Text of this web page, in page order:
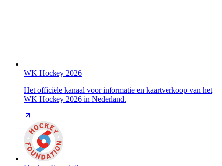
WK Hockey 2026
Het officiële kanaal voor informatie en kaartverkoop van het
WK Hockey 2026 in Nederland.